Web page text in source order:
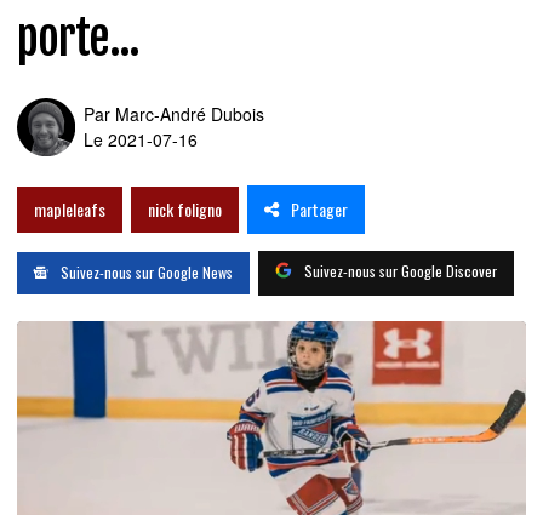
porte...
Par Marc-André Dubois
Le 2021-07-16
mapleleafs nick foligno Partager
Suivez-nous sur Google News Suivez-nous sur Google Discover